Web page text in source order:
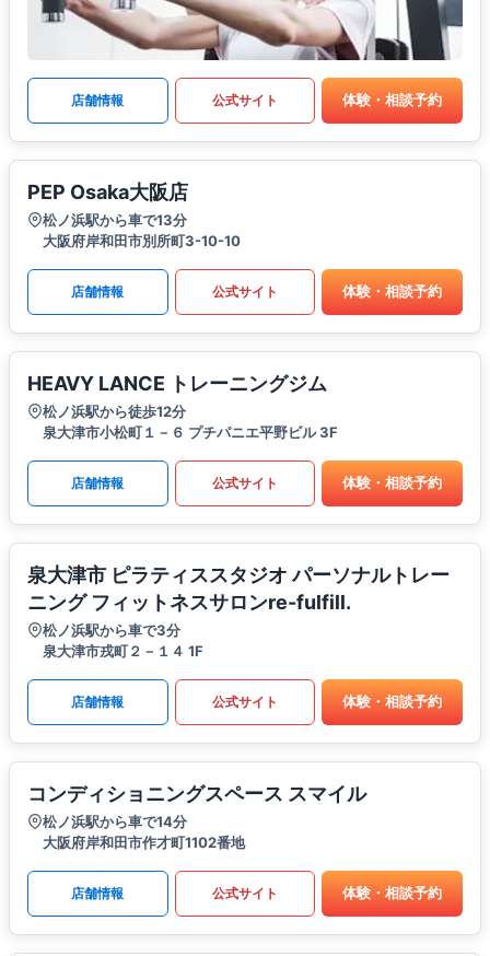
店舗情報 公式サイト 体験・相談予約
PEP Osaka大阪店
松ノ浜駅から車で13分
大阪府岸和田市別所町3-10-10
店舗情報 公式サイト 体験・相談予約
HEAVY LANCE トレーニングジム
松ノ浜駅から徒歩12分
泉大津市小松町１－６ プチパニエ平野ビル 3F
店舗情報 公式サイト 体験・相談予約
泉大津市 ピラティススタジオ パーソナルトレー
ニング フィットネスサロンre-fulfill.
松ノ浜駅から車で3分
泉大津市戎町２－１４ 1F
店舗情報 公式サイト 体験・相談予約
コンディショニングスペース スマイル
松ノ浜駅から車で14分
大阪府岸和田市作才町1102番地
店舗情報 公式サイト 体験・相談予約